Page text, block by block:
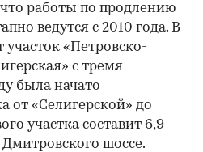
работы по продлению
ведутся с 2010 года. В
участок «Петровско-
с тремя
была начато
от «Селигерской» до
участка составит 6,9
шоссе.